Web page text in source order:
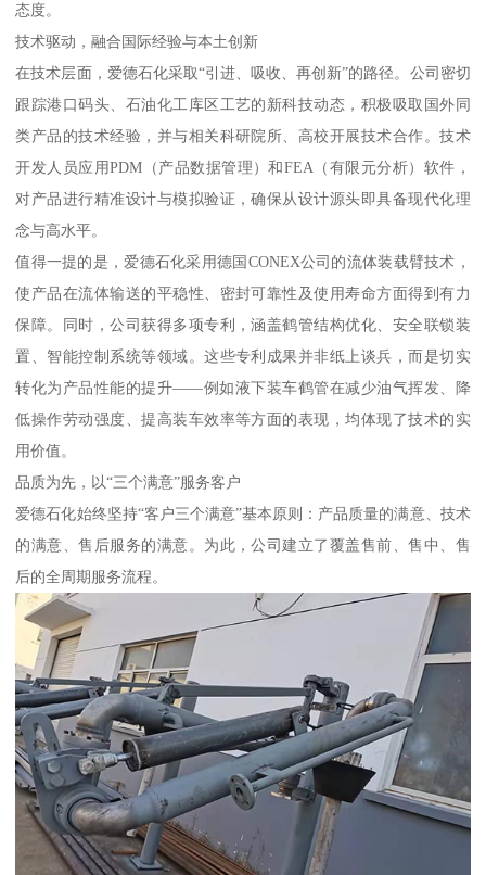
态度。
技术驱动，融合国际经验与本土创新
在技术层面，爱德石化采取“引进、吸收、再创新”的路径。公司密切
跟踪港口码头、石油化工库区工艺的新科技动态，积极吸取国外同
类产品的技术经验，并与相关科研院所、高校开展技术合作。技术
开发人员应用PDM（产品数据管理）和FEA（有限元分析）软件，
对产品进行精准设计与模拟验证，确保从设计源头即具备现代化理
念与高水平。
值得一提的是，爱德石化采用德国CONEX公司的流体装载臂技术，
使产品在流体输送的平稳性、密封可靠性及使用寿命方面得到有力
保障。同时，公司获得多项专利，涵盖鹤管结构优化、安全联锁装
置、智能控制系统等领域。这些专利成果并非纸上谈兵，而是切实
转化为产品性能的提升——例如液下装车鹤管在减少油气挥发、降
低操作劳动强度、提高装车效率等方面的表现，均体现了技术的实
用价值。
品质为先，以“三个满意”服务客户
爱德石化始终坚持“客户三个满意”基本原则：产品质量的满意、技术
的满意、售后服务的满意。为此，公司建立了覆盖售前、售中、售
后的全周期服务流程。